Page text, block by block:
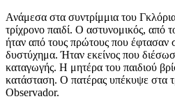
Ανάμεσα στα συντρίμμια του
τρίχρονο παιδί. Ο αστυνομικός,
ήταν από τους πρώτους που έφτασαν
δυστύχημα. Ήταν εκείνος που
καταγωγής. Η μητέρα του παιδιού
κατάσταση. Ο πατέρας υπέκυψε στα
Observador.